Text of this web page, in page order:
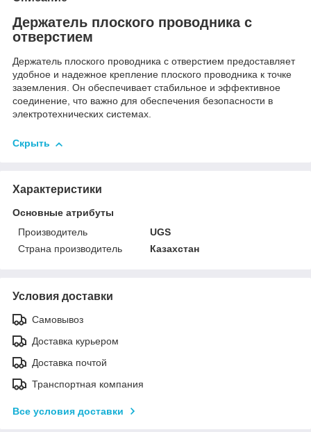
Держатель плоского проводника с
отверстием
Держатель плоского проводника с отверстием предоставляет
удобное и надежное крепление плоского проводника к точке
заземления. Он обеспечивает стабильное и эффективное
соединение, что важно для обеспечения безопасности в
электротехнических системах.
Скрыть
Характеристики
Основные атрибуты
Производитель
UGS
Страна производитель
Казахстан
Условия доставки
Самовывоз
Доставка курьером
Доставка почтой
Транспортная компания
Все условия доставки